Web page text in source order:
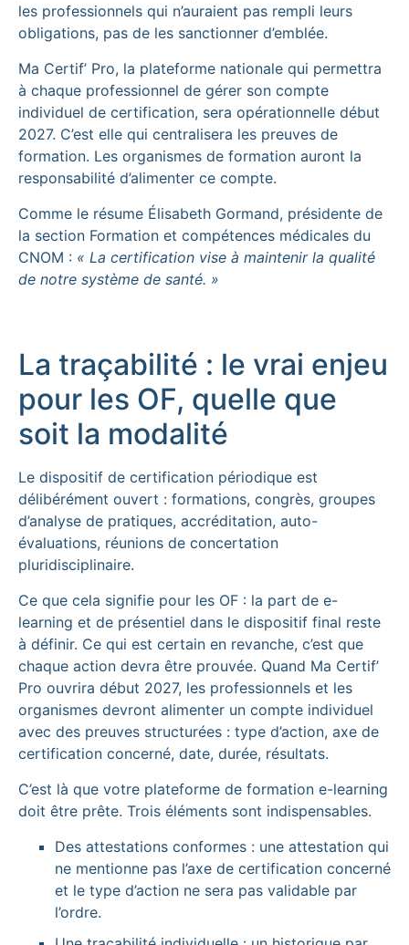
les professionnels qui n’auraient pas rempli leurs
obligations, pas de les sanctionner d’emblée.
Ma Certif’ Pro, la plateforme nationale qui permettra
à chaque professionnel de gérer son compte
individuel de certification, sera opérationnelle début
2027. C’est elle qui centralisera les preuves de
formation. Les organismes de formation auront la
responsabilité d’alimenter ce compte.
Comme le résume Élisabeth Gormand, présidente de
la section Formation et compétences médicales du
CNOM : « La certification vise à maintenir la qualité
de notre système de santé. »
La traçabilité : le vrai enjeu
pour les OF, quelle que
soit la modalité
Le dispositif de certification périodique est
délibérément ouvert : formations, congrès, groupes
d’analyse de pratiques, accréditation, auto-
évaluations, réunions de concertation
pluridisciplinaire.
Ce que cela signifie pour les OF : la part de e-
learning et de présentiel dans le dispositif final reste
à définir. Ce qui est certain en revanche, c’est que
chaque action devra être prouvée. Quand Ma Certif’
Pro ouvrira début 2027, les professionnels et les
organismes devront alimenter un compte individuel
avec des preuves structurées : type d’action, axe de
certification concerné, date, durée, résultats.
C’est là que votre plateforme de formation e-learning
doit être prête. Trois éléments sont indispensables.
Des attestations conformes : une attestation qui
ne mentionne pas l’axe de certification concerné
et le type d’action ne sera pas validable par
l’ordre.